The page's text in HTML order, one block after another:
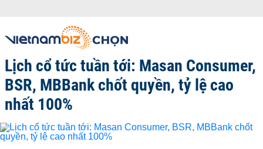
Lịch cổ tức tuần tới: Masan Consumer,
BSR, MBBank chốt quyền, tỷ lệ cao
nhất 100%